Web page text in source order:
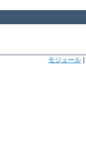
モジュール